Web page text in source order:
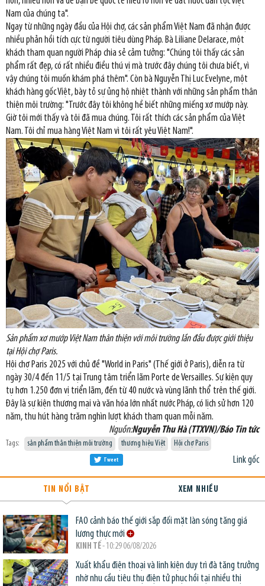
Nam của chúng ta".
Ngay từ những ngày đầu của Hội chợ, các sản phẩm Việt Nam đã nhận được
nhiều phản hồi tích cực từ người tiêu dùng Pháp. Bà Liliane Delarace, một
khách tham quan người Pháp chia sẻ cảm tưởng: "Chúng tôi thấy các sản
phẩm rất đẹp, có rất nhiều điều thú vị mà trước đây chúng tôi chưa biết, vì
vậy chúng tôi muốn khám phá thêm". Còn bà Nguyễn Thị Luc Evelyne, một
khách hàng gốc Việt, bày tỏ sự ủng hộ nhiệt thành với những sản phẩm thân
thiện môi trường: "Trước đây tôi không hề biết những miếng xơ mướp này.
Giờ tôi mới thấy và tôi đã mua chúng. Tôi rất thích các sản phẩm của Việt
Nam. Tôi chỉ mua hàng Việt Nam vì tôi rất yêu Việt Nam!".
Sản phẩm xơ mướp Việt Nam thân thiện với môi trường lần đầu được giới thiệu
tại Hội chợ Paris.
Hội chợ Paris 2025 với chủ đề "World in Paris" (Thế giới ở Paris), diễn ra từ
ngày 30/4 đến 11/5 tại Trung tâm triển lãm Porte de Versailles. Sự kiện quy
tụ hơn 1.250 đơn vị triển lãm, đến từ 40 nước và vùng lãnh thổ trên thế giới.
Đây là sự kiện thương mại và văn hóa lớn nhất nước Pháp, có lịch sử hơn 120
năm, thu hút hàng trăm nghìn lượt khách tham quan mỗi năm.
Nguồn:Nguyễn Thu Hà (TTXVN)/Báo Tin tức
Tags: sản phẩm thân thiện môi trường thương hiệu Việt Hội chợ Paris
Link gốc
Tweet
TIN NỔI BẬT XEM NHIỀU
FAO cảnh báo thế giới sắp đối mặt làn sóng tăng giá
lương thực mới
KINH TẾ- 10:29 06/08/2026
Xuất khẩu điện thoại và linh kiện duy trì đà tăng trưởng
nhờ nhu cầu tiêu thụ điện tử phục hồi tại nhiều thị